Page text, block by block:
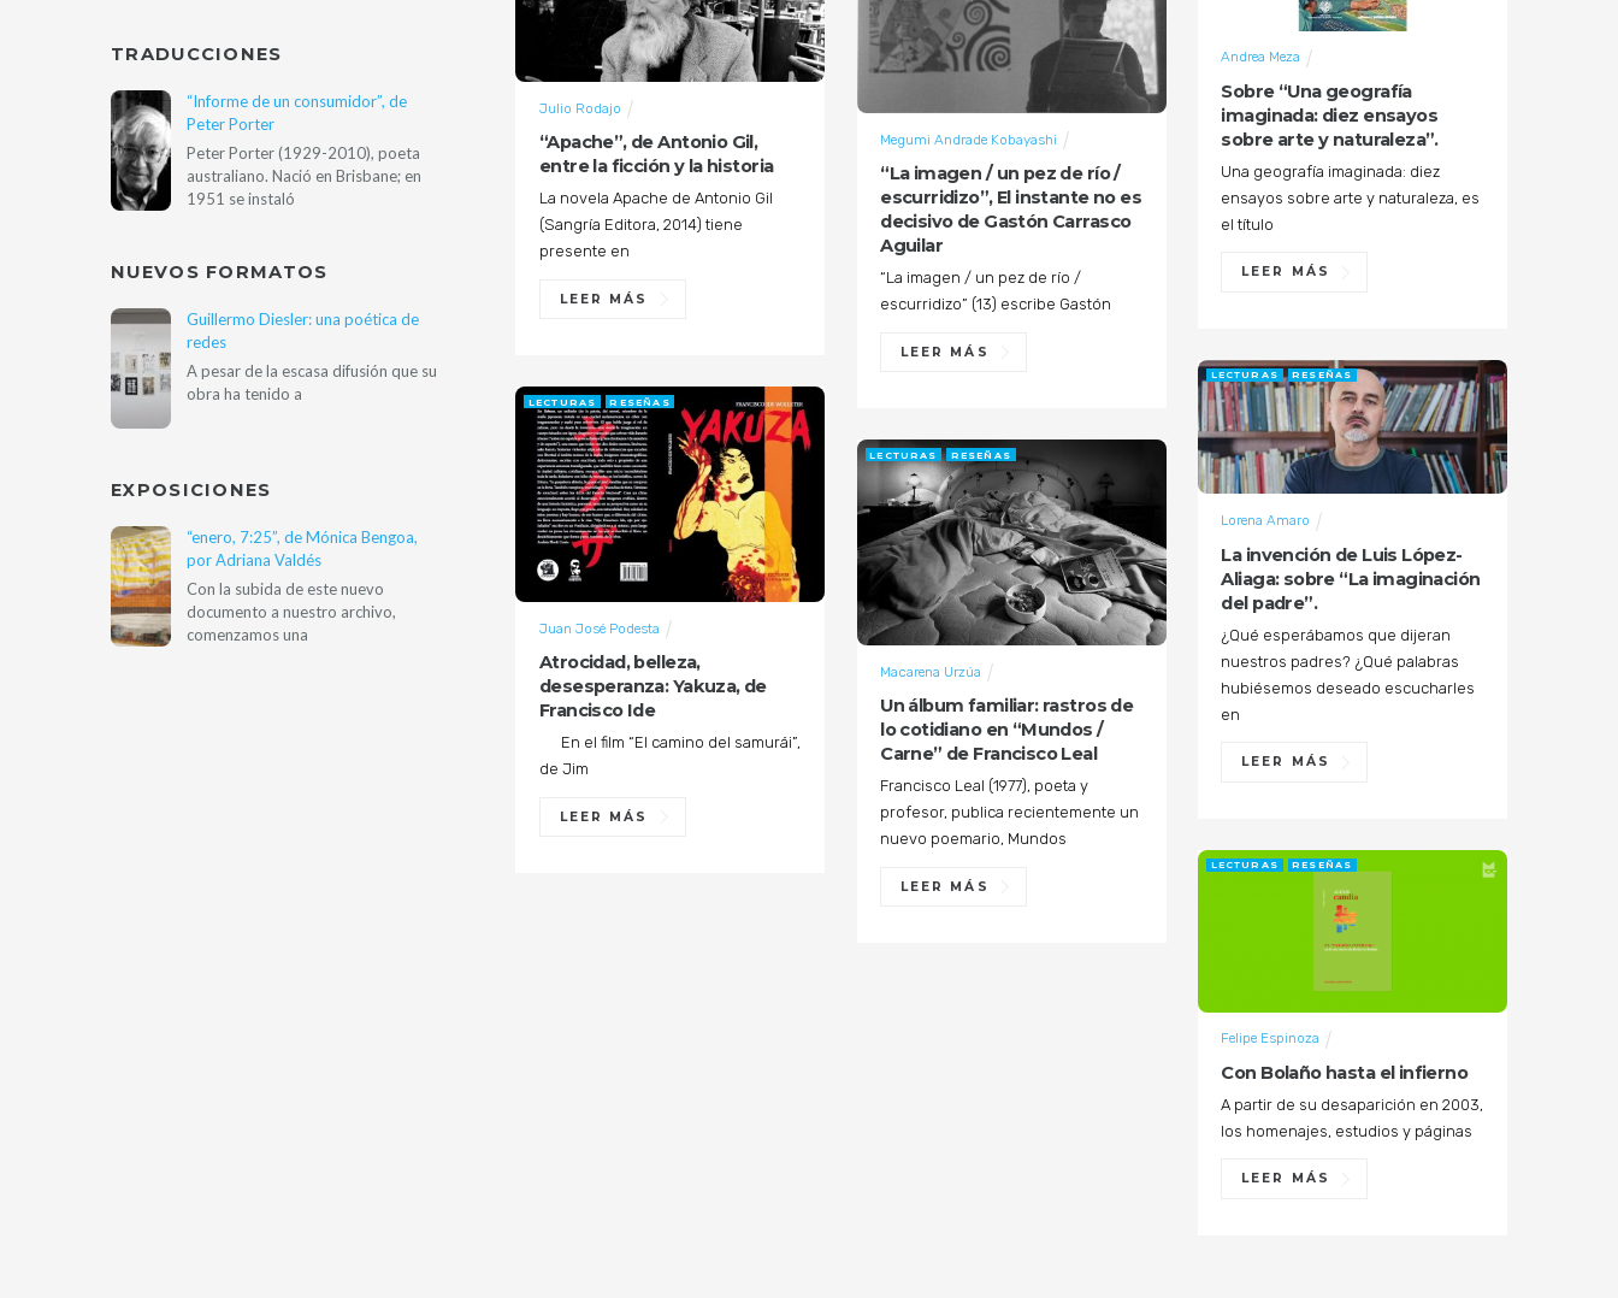
Sobre “Una geografía
imaginada: diez ensayos
sobre arte y naturaleza”.
Andrea Meza
Una geografía imaginada: diez
ensayos sobre arte y naturaleza, es
el título
LEER MÁS
“La imagen / un pez de río /
escurridizo”, El instante no es
decisivo de Gastón Carrasco
Aguilar
Megumi Andrade Kobayashi
“La imagen / un pez de río /
escurridizo” (13) escribe Gastón
LEER MÁS
“Apache”, de Antonio Gil,
entre la ficción y la historia
Julio Rodajo
La novela Apache de Antonio Gil
(Sangría Editora, 2014) tiene
presente en
LEER MÁS
La invención de Luis López-
Aliaga: sobre “La imaginación
del padre”.
Lorena Amaro
LECTURAS RESEÑAS
¿Qué esperábamos que dijeran
nuestros padres? ¿Qué palabras
hubiésemos deseado escucharles
en
LEER MÁS
Atrocidad, belleza,
desesperanza: Yakuza, de
Francisco Ide
Juan José Podesta
LECTURAS RESEÑAS
En el film “El camino del samurái”,
de Jim
LEER MÁS
Un álbum familiar: rastros de
lo cotidiano en “Mundos /
Carne” de Francisco Leal
Macarena Urzúa
LECTURAS RESEÑAS
Francisco Leal (1977), poeta y
profesor, publica recientemente un
nuevo poemario, Mundos
LEER MÁS
Con Bolaño hasta el infierno
Felipe Espinoza
LECTURAS RESEÑAS
A partir de su desaparición en 2003,
los homenajes, estudios y páginas
LEER MÁS
TRADUCCIONES
“Informe de un consumidor”, de
Peter Porter
Peter Porter (1929-2010), poeta
australiano. Nació en Brisbane; en
1951 se instaló
NUEVOS FORMATOS
Guillermo Diesler: una poética de
redes
A pesar de la escasa difusión que su
obra ha tenido a
EXPOSICIONES
“enero, 7:25”, de Mónica Bengoa,
por Adriana Valdés
Con la subida de este nuevo
documento a nuestro archivo,
comenzamos una